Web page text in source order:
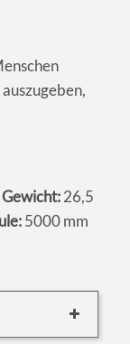
Gewicht:26,5
5000 mm